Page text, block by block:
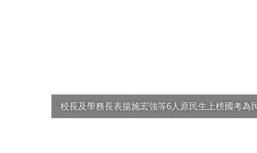
校長及學務長表揚施宏強等6人原民生上榜國考為